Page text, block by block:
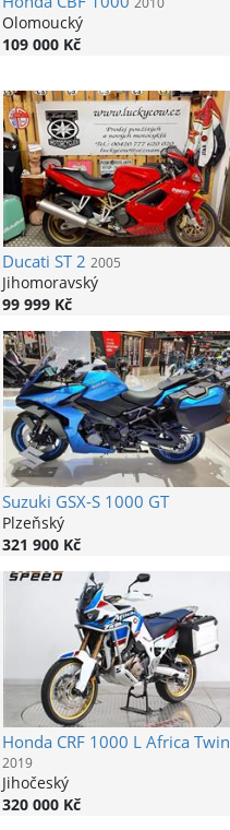
Olomoucký
109 000 Kč
Ducati ST 2 2005
Jihomoravský
99 999 Kč
Suzuki GSX-S 1000 GT
Plzeňský
321 900 Kč
HondaCRF 1000 L Africa Twin
2019
Jihočeský
320 000 Kč